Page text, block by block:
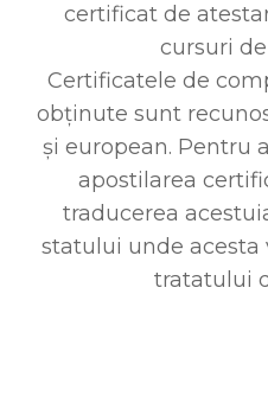
certificat de
cursuri
Certificatele de
obținute sunt
și european. Pentru
apostilarea
traducerea
statului unde acesta
tratatului